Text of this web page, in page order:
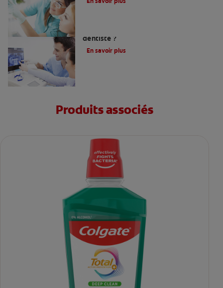
dentiste ?
En savoir plus
Produits associés